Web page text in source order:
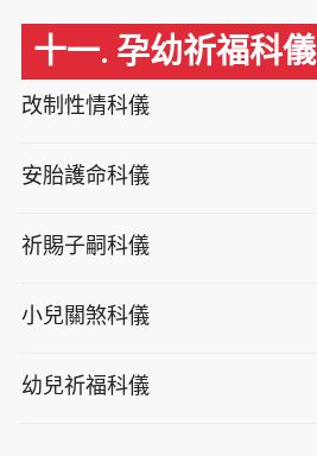
十一. 孕幼祈福科儀
改制性情科儀
安胎護命科儀
祈賜子嗣科儀
小兒關煞科儀
幼兒祈福科儀